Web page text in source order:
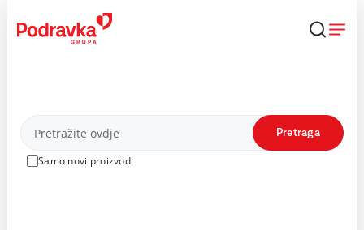
content
Proizvodi
Samo novi proizvodi
Pretraga